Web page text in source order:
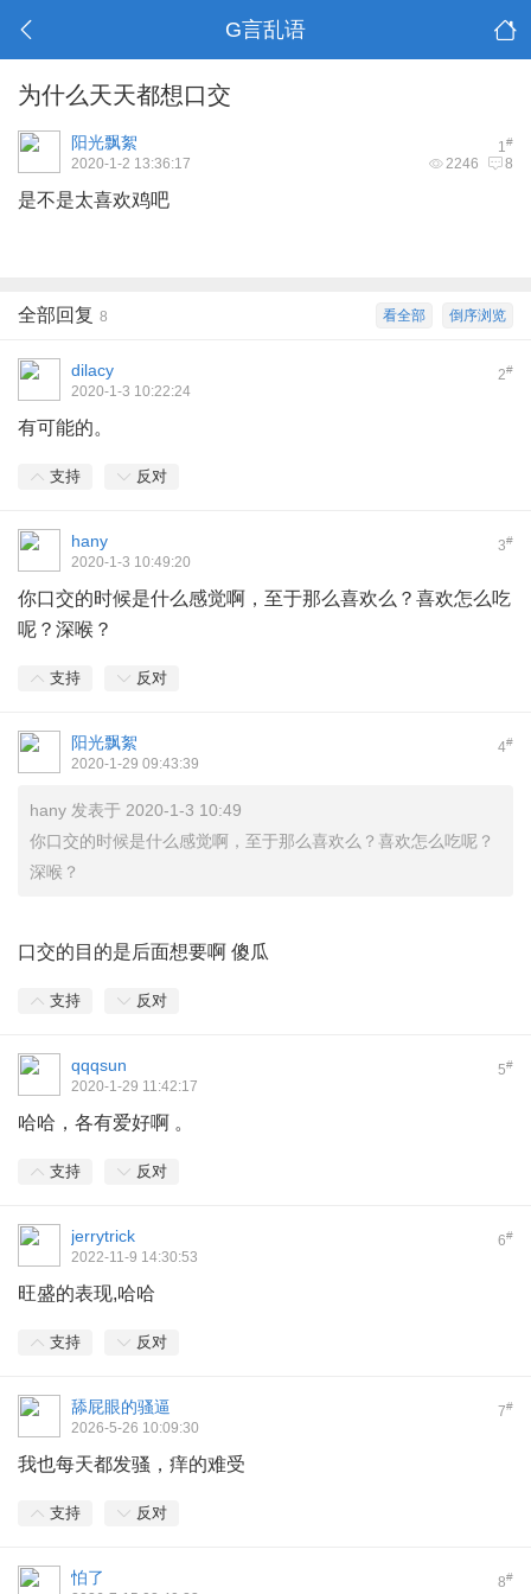
G言乱语
为什么天天都想口交
1#
阳光飘絮
2246 8
2020-1-2 13:36:17
是不是太喜欢鸡吧
倒序浏览
看全部
全部回复 8
2#
dilacy
2020-1-3 10:22:24
有可能的。
支持 反对
3#
hany
2020-1-3 10:49:20
你口交的时候是什么感觉啊，至于那么喜欢么？喜欢怎么吃
呢？深喉？
支持 反对
4#
阳光飘絮
2020-1-29 09:43:39
hany 发表于 2020-1-3 10:49
你口交的时候是什么感觉啊，至于那么喜欢么？喜欢怎么吃呢？
深喉？
口交的目的是后面想要啊 傻瓜
支持 反对
5#
qqqsun
2020-1-29 11:42:17
哈哈，各有爱好啊 。
支持 反对
6#
jerrytrick
2022-11-9 14:30:53
旺盛的表现,哈哈
支持 反对
7#
舔屁眼的骚逼
2026-5-26 10:09:30
我也每天都发骚，痒的难受
支持 反对
8#
怕了